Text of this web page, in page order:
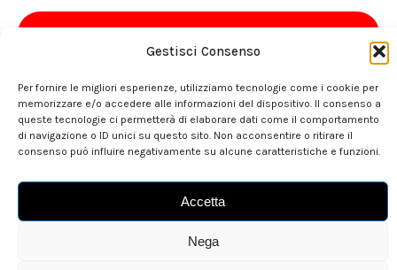
Gestisci Consenso
Per fornire le migliori esperienze, utilizziamo tecnologie come i cookie per
memorizzare e/o accedere alle informazioni del dispositivo. Il consenso a
queste tecnologie ci permetterà di elaborare dati come il comportamento
di navigazione o ID unici su questo sito. Non acconsentire o ritirare il
consenso può influire negativamente su alcune caratteristiche e funzioni.
Accetta
Nega
Go shopping?
Our store is here for you.
> set sail to Faby.Boutique